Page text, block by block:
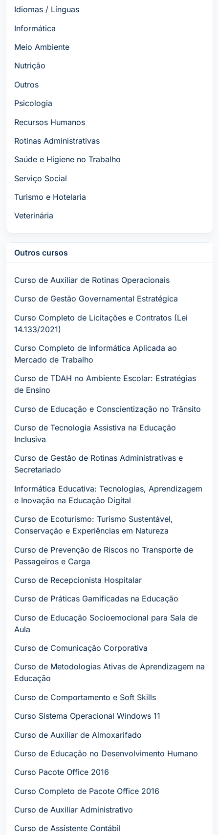
Idiomas / Línguas
Informática
Meio Ambiente
Nutrição
Outros
Psicologia
Recursos Humanos
Rotinas Administrativas
Saúde e Higiene no Trabalho
Serviço Social
Turismo e Hotelaria
Veterinária
Outros cursos
Curso de Auxiliar de Rotinas Operacionais
Curso de Gestão Governamental Estratégica
Curso Completo de Licitações e Contratos (Lei
14.133/2021)
Curso Completo de Informática Aplicada ao
Mercado de Trabalho
Curso de TDAH no Ambiente Escolar: Estratégias
de Ensino
Curso de Educação e Conscientização no Trânsito
Curso de Tecnologia Assistiva na Educação
Inclusiva
Curso de Gestão de Rotinas Administrativas e
Secretariado
Informática Educativa: Tecnologias, Aprendizagem
e Inovação na Educação Digital
Curso de Ecoturismo: Turismo Sustentável,
Conservação e Experiências em Natureza
Curso de Prevenção de Riscos no Transporte de
Passageiros e Carga
Curso de Recepcionista Hospitalar
Curso de Práticas Gamificadas na Educação
Curso de Educação Socioemocional para Sala de
Aula
Curso de Comunicação Corporativa
Curso de Metodologias Ativas de Aprendizagem na
Educação
Curso de Comportamento e Soft Skills
Curso Sistema Operacional Windows 11
Curso de Auxiliar de Almoxarifado
Curso de Educação no Desenvolvimento Humano
Curso Pacote Office 2016
Curso Completo de Pacote Office 2016
Curso de Auxiliar Administrativo
Curso de Assistente Contábil